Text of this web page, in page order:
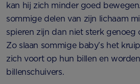
kan hij zich minder goed
sommige delen van zijn lichaam
spieren zijn dan niet sterk genoeg
Zo slaan sommige baby’s het
zich voort op hun billen en
billenschuivers.